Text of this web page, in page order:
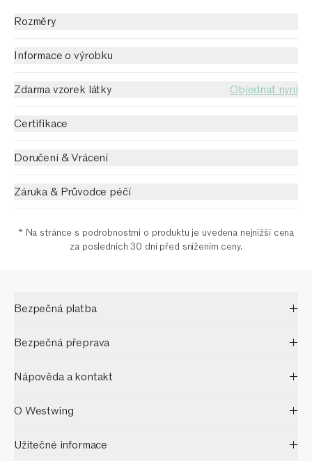
Rozměry
Informace o výrobku
Zdarma vzorek látky Objednat nyní
Certifikace
Doručení & Vrácení
Záruka & Průvodce péčí
* Na stránce s podrobnostmi o produktu je uvedena nejnižší cena
za posledních 30 dní před snížením ceny.
Bezpečná platba
Bezpečná přeprava
Nápověda a kontakt
O Westwing
Užitečné informace